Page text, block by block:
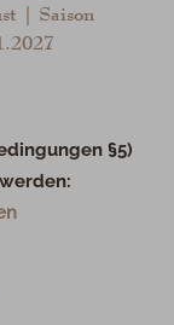
| Saison
§5)